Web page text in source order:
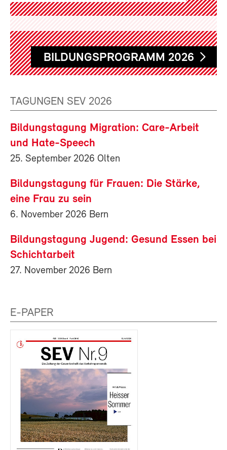
BILDUNGSPROGRAMM 2026
TAGUNGEN SEV 2026
Bildungstagung Migration: Care-Arbeit
und Hate-Speech
25. September 2026 Olten
Bildungstagung für Frauen: Die Stärke,
eine Frau zu sein
6. November 2026 Bern
Bildungstagung Jugend: Gesund Essen bei
Schichtarbeit
27. November 2026 Bern
E-PAPER